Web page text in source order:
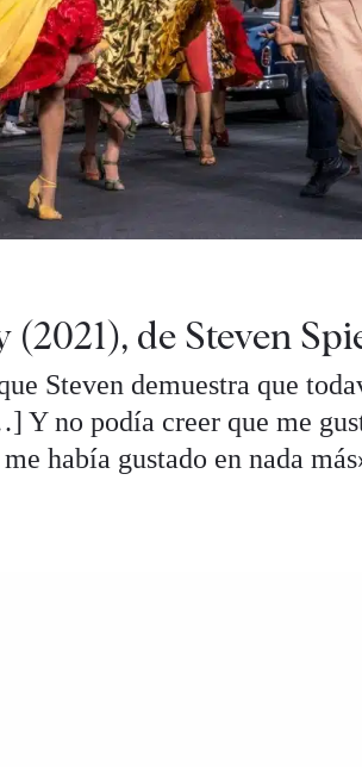
(2021), de Steven
Steven demuestra que
no podía creer que me
había gustado en nada